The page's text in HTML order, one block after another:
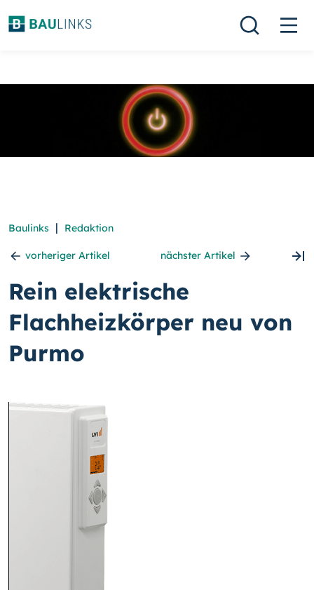
Baulinks | Redaktion
vorheriger Artikel nächster Artikel
Rein elektrische
Flachheizkörper neu von
Purmo